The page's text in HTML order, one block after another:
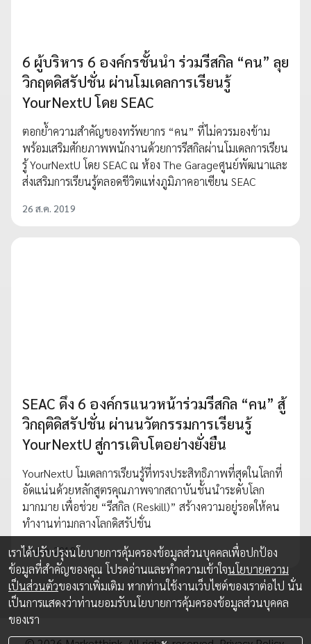
6 ผู้บริหาร 6 องค์กรชั้นนำ ร่วมรีสกิล “คน” ลุย
วิกฤตดิสรัปชั่น ผ่านโมเดลการเรียนรู้
YourNextU โดย SEAC
ตอกย้ำความสำคัญของทรัพยากร “คน” ที่ไม่ควรมองข้าม
พร้อมเสริมศักยภาพพนักงานด้วยการรีสกิลผ่านโมเดลการเรียน
รู้ YourNextU โดย SEAC ณ ห้อง The Garageศูนย์พัฒนาและ
ส่งเสริมการเรียนรู้ตลอดชีวิตแห่งภูมิภาคอาเซียน SEAC
26 ส.ค. 2019
SEAC ดึง 6 องค์กรแนวหน้าร่วมรีสกิล “คน” สู้
วิกฤติดิสรัปชั่น ผ่านนวัตกรรมการเรียนรู้
YourNextU สู่การเติบโตอย่างยั่งยืน
YourNextU โมเดลการเรียนรู้ที่ทรงประสิทธิภาพที่สุดในโลกที่
อัดแน่นด้วยหลักสูตรคุณภาพจากสถาบันชั้นนำระดับโลก
มากมาย เพื่อช่วย “รีสกิล (Reskill)” สร้างความอยู่รอดให้คน
ทำงานท่ามกลางโลกดิสรัปชั่น
20 ส.ค. 2019
เราได้ปรับปรุงนโยบายการคุ้มครองข้อมูลส่วนบุคคลเพื่อปกป้อง
ข้อมูลที่สำคัญของคุณ โปรดอ่านและทำความเข้าใจนโยบายความ
เป็นส่วนตัวของเราเพิ่มเติม หากท่านใช้งานเว็บไซต์ของเราต่อไป นั่น
เป็นการแสดงว่าท่านยอมรับนโยบายการคุ้มครองข้อมูลส่วนบุคคล
ของเรา